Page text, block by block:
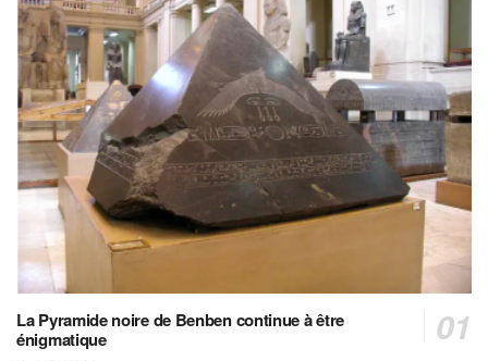
La Pyramide noire de Benben continue à être
énigmatique